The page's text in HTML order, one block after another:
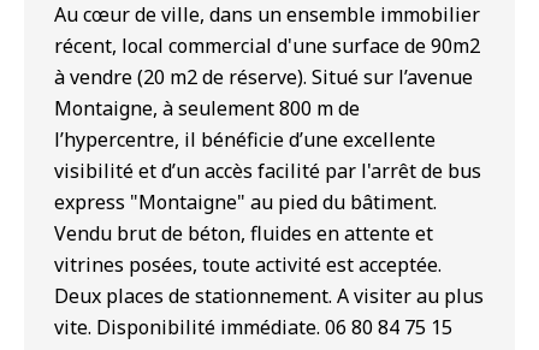
Au cœur de ville, dans un ensemble immobilier
récent, local commercial d'une surface de 90m2
à vendre (20 m2 de réserve). Situé sur l’avenue
Montaigne, à seulement 800 m de
l’hypercentre, il bénéficie d’une excellente
visibilité et d’un accès facilité par l'arrêt de bus
express "Montaigne" au pied du bâtiment.
Vendu brut de béton, fluides en attente et
vitrines posées, toute activité est acceptée.
Deux places de stationnement. A visiter au plus
vite. Disponibilité immédiate. 06 80 84 75 15